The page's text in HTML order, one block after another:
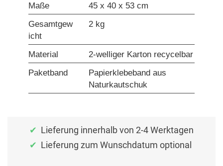
Maße
45 x 40 x 53 cm
Gesamtgew
icht
2 kg
Material
2-welliger Karton recycelbar
Paketband
Papierklebeband aus
Naturkautschuk
Lieferung innerhalb von 2-4 Werktagen
Lieferung zum Wunschdatum optional